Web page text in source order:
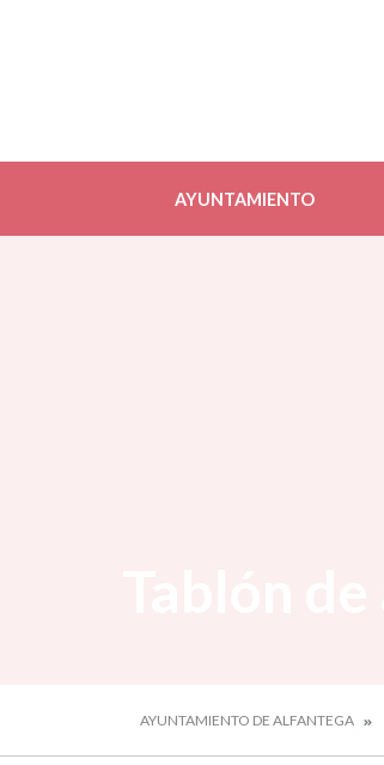
AYUNTAMIENTO
AYUNTAMIENTO DE ALFANTEGA